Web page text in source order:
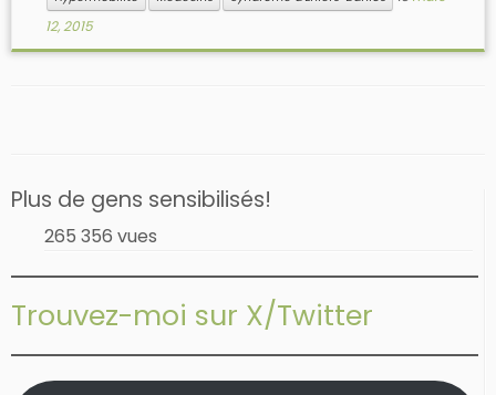
12, 2015
Plus de gens sensibilisés!
265 356 vues
Trouvez-moi sur X/Twitter